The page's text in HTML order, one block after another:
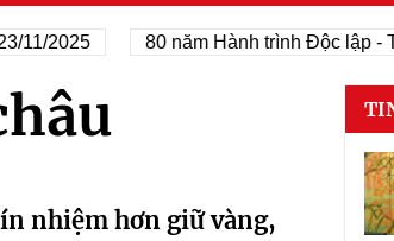
11/2025 80 năm Hành trình Độc lập -
nhiệm hơn giữ vàng,